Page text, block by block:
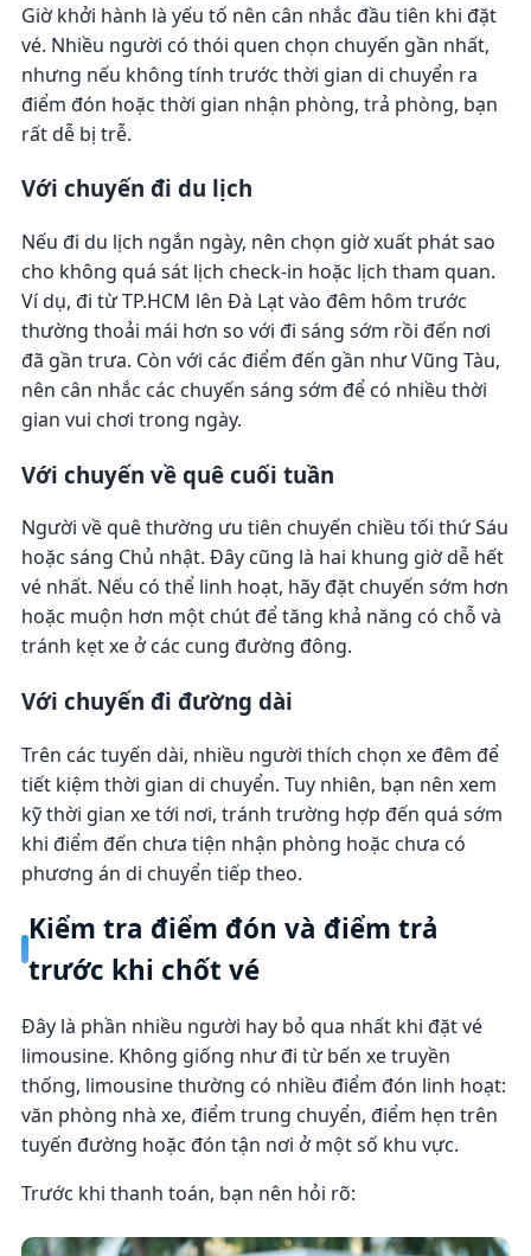
Giờ khởi hành là yếu tố nên cân nhắc đầu tiên khi đặt
vé. Nhiều người có thói quen chọn chuyến gần nhất,
nhưng nếu không tính trước thời gian di chuyển ra
điểm đón hoặc thời gian nhận phòng, trả phòng, bạn
rất dễ bị trễ.
Với chuyến đi du lịch
Nếu đi du lịch ngắn ngày, nên chọn giờ xuất phát sao
cho không quá sát lịch check-in hoặc lịch tham quan.
Ví dụ, đi từ TP.HCM lên Đà Lạt vào đêm hôm trước
thường thoải mái hơn so với đi sáng sớm rồi đến nơi
đã gần trưa. Còn với các điểm đến gần như Vũng Tàu,
nên cân nhắc các chuyến sáng sớm để có nhiều thời
gian vui chơi trong ngày.
Với chuyến về quê cuối tuần
Người về quê thường ưu tiên chuyến chiều tối thứ Sáu
hoặc sáng Chủ nhật. Đây cũng là hai khung giờ dễ hết
vé nhất. Nếu có thể linh hoạt, hãy đặt chuyến sớm hơn
hoặc muộn hơn một chút để tăng khả năng có chỗ và
tránh kẹt xe ở các cung đường đông.
Với chuyến đi đường dài
Trên các tuyến dài, nhiều người thích chọn xe đêm để
tiết kiệm thời gian di chuyển. Tuy nhiên, bạn nên xem
kỹ thời gian xe tới nơi, tránh trường hợp đến quá sớm
khi điểm đến chưa tiện nhận phòng hoặc chưa có
phương án di chuyển tiếp theo.
Kiểm tra điểm đón và điểm trả
trước khi chốt vé
Đây là phần nhiều người hay bỏ qua nhất khi đặt vé
limousine. Không giống như đi từ bến xe truyền
thống, limousine thường có nhiều điểm đón linh hoạt:
văn phòng nhà xe, điểm trung chuyển, điểm hẹn trên
tuyến đường hoặc đón tận nơi ở một số khu vực.
Trước khi thanh toán, bạn nên hỏi rõ: